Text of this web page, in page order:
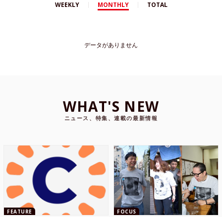
WEEKLY MONTHLY TOTAL
データがありません
WHAT'S NEW
ニュース、特集、連載の最新情報
FEATURE FOCUS